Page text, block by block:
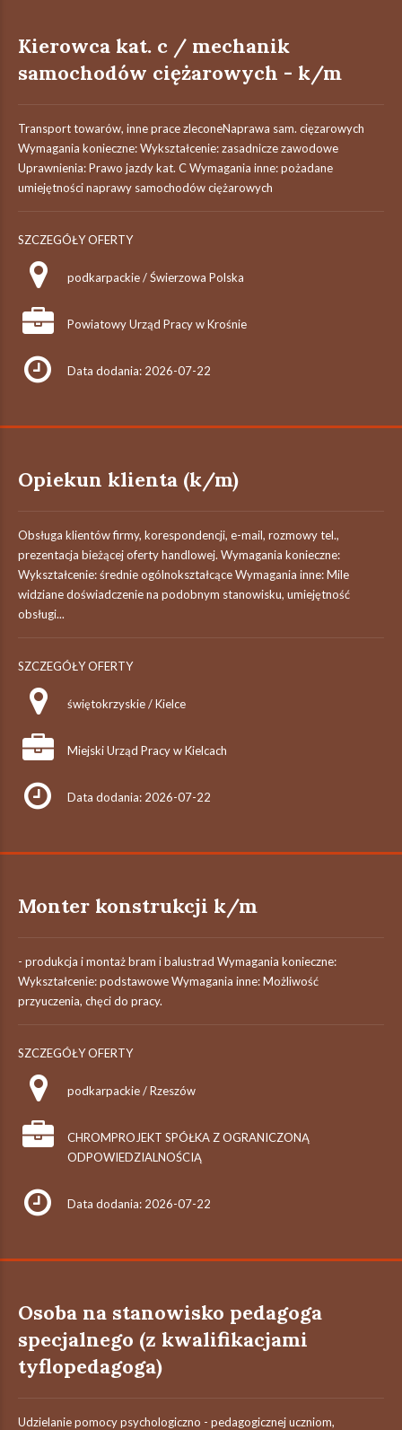
Kierowca kat. c / mechanik
samochodów ciężarowych - k/m
Transport towarów, inne prace zleconeNaprawa sam. cięzarowych
Wymagania konieczne: Wykształcenie: zasadnicze zawodowe
Uprawnienia: Prawo jazdy kat. C Wymagania inne: pożadane
umiejętności naprawy samochodów ciężarowych
SZCZEGÓŁY OFERTY
podkarpackie / Świerzowa Polska
Powiatowy Urząd Pracy w Krośnie
Data dodania: 2026-07-22
Opiekun klienta (k/m)
Obsługa klientów firmy, korespondencji, e-mail, rozmowy tel.,
prezentacja bieżącej oferty handlowej. Wymagania konieczne:
Wykształcenie: średnie ogólnokształcące Wymagania inne: Mile
widziane doświadczenie na podobnym stanowisku, umiejętność
obsługi...
SZCZEGÓŁY OFERTY
świętokrzyskie / Kielce
Miejski Urząd Pracy w Kielcach
Data dodania: 2026-07-22
Monter konstrukcji k/m
- produkcja i montaż bram i balustrad Wymagania konieczne:
Wykształcenie: podstawowe Wymagania inne: Możliwość
przyuczenia, chęci do pracy.
SZCZEGÓŁY OFERTY
podkarpackie / Rzeszów
CHROMPROJEKT SPÓŁKA Z OGRANICZONĄ
ODPOWIEDZIALNOŚCIĄ
Data dodania: 2026-07-22
Osoba na stanowisko pedagoga
specjalnego (z kwalifikacjami
tyflopedagoga)
Udzielanie pomocy psychologiczno - pedagogicznej uczniom,